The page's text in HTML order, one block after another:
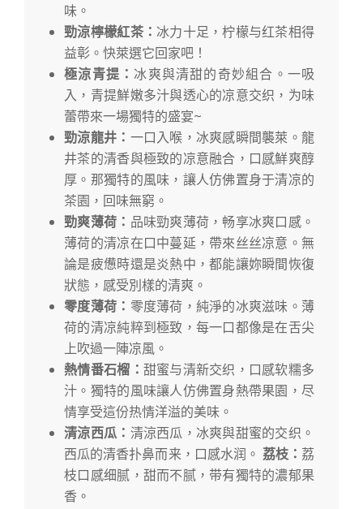
味。
勁涼檸檬紅茶： 冰力十足，柠檬与红茶相得
益彰。快萊選它回家吧！
極涼青提： 冰爽與清甜的奇妙組合。一吸
入，青提鮮嫩多汁與透心的凉意交织，为味
蕾帶來一場獨特的盛宴~
勁涼龍井： 一口入喉，冰爽感瞬間襲萊。龍
井茶的清香與極致的凉意融合，口感鮮爽醇
厚。那獨特的風味，讓人仿佛置身于清凉的
茶園，回味無窮。
勁爽薄荷： 品味勁爽薄荷，畅享冰爽口感。
薄荷的清凉在口中蔓延，帶來丝丝凉意。無
論是疲憊時還是炎熱中，都能讓妳瞬間恢復
狀態，感受別樣的清爽。
零度薄荷： 零度薄荷，純淨的冰爽滋味。薄
荷的清凉純粹到極致，每一口都像是在舌尖
上吹過一陣凉風。
熱情番石榴： 甜蜜与清新交织，口感软糯多
汁。獨特的風味讓人仿佛置身熱帶果園，尽
情享受這份热情洋溢的美味。
清涼西瓜： 清涼西瓜，冰爽與甜蜜的交织。
西瓜的清香扑鼻而来，口感水润。 荔枝： 荔
枝口感细腻，甜而不腻，带有獨特的濃郁果
香。